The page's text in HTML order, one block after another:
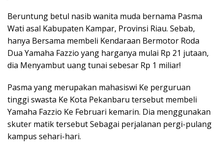
Beruntung betul nasib wanita muda bernama Pasma
Wati asal Kabupaten Kampar, Provinsi Riau. Sebab,
hanya Bersama membeli Kendaraan Bermotor Roda
Dua Yamaha Fazzio yang harganya mulai Rp 21 jutaan,
dia Menyambut uang tunai sebesar Rp 1 miliar!
Pasma yang merupakan mahasiswi Ke perguruan
tinggi swasta Ke Kota Pekanbaru tersebut membeli
Yamaha Fazzio Ke Februari kemarin. Dia menggunakan
skuter matik tersebut Sebagai perjalanan pergi-pulang
kampus sehari-hari.